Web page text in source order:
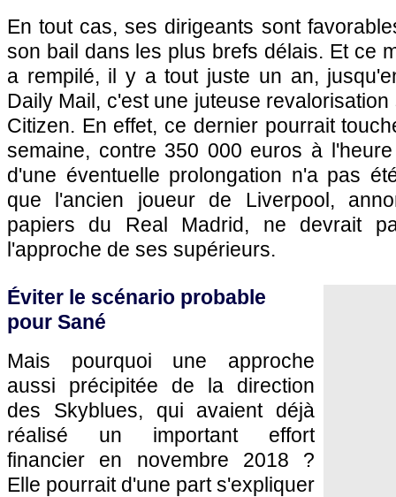
En tout cas, ses dirigeants sont
son bail dans les plus brefs délais. Et ce
a rempilé, il y a tout juste un an,
Daily Mail, c'est une juteuse
Citizen. En effet, ce dernier pourrait
semaine, contre 350 000 euros à
d'une éventuelle prolongation n'a pas
que l'ancien joueur de Liverpool,
papiers du Real Madrid, ne devrait
l'approche de ses supérieurs.
Éviter le scénario probable
pour Sané
Mais pourquoi une approche
aussi précipitée de la direction
des Skyblues, qui avaient déjà
réalisé un important effort
financier en novembre 2018 ?
Elle pourrait d'une part s'expliquer